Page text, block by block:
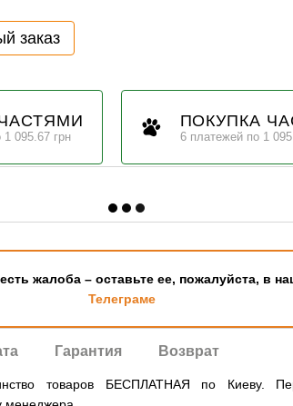
заказ
095.67 грн
ПОКУПКА
6 платежей по 1
жалоба – оставьте ее, пожалуйста, в
Телеграме
Гарантия Возврат
товаров БЕСПЛАТНАЯ по Киеву.